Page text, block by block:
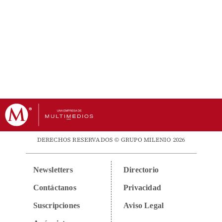
DERECHOS RESERVADOS © GRUPO MILENIO 2026
Newsletters
Contáctanos
Suscripciones
Directorio
Privacidad
Aviso Legal